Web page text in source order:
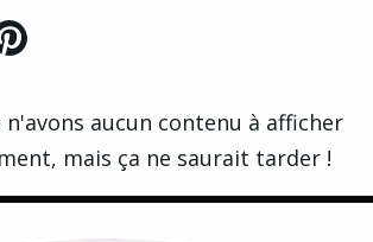
n'avons aucun contenu à afficher
mais ça ne saurait tarder !